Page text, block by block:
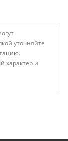
уточняйте
характер и